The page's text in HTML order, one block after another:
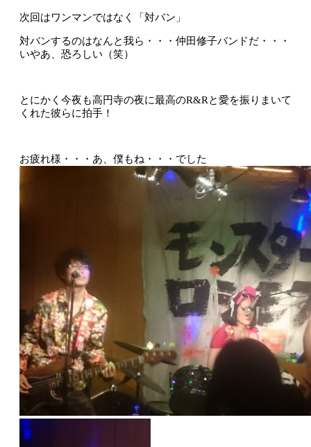
次回はワンマンではなく「対バン」
対バンするのはなんと我ら・・・仲田修子バンドだ・・・
いやあ、恐ろしい（笑）
とにかく今夜も高円寺の夜に最高のR&Rと愛を振りまいて
くれた彼らに拍手！
お疲れ様・・・あ、僕もね・・・でした